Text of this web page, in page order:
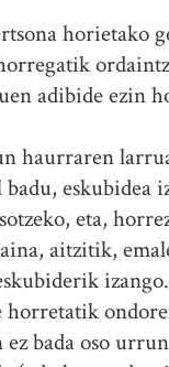
horietako
adibide ezin
haurraren
eskubidea
eta,
aitzitik,
horretatik
ez bada oso